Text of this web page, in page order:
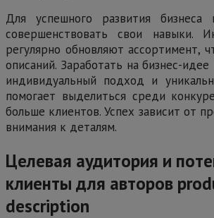
Для успешного развития бизнеса
совершенствовать свои навыки.
регулярно обновляют ассортимент,
описаний. Заработать на бизнес-
индивидуальный подход и
помогает выделиться среди
больше клиентов. Успех зависит от
внимания к деталям.
Целевая аудитория и
клиенты для авторов
description